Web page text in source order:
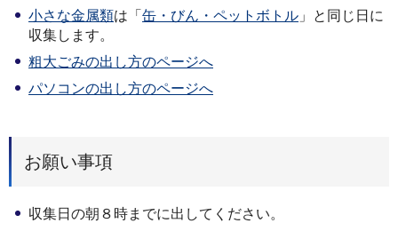
小さな金属類は「 缶・びん・ペットボトル 」と同じ日に
収集します。
粗大ごみの出し方のページへ
パソコンの出し方のページへ
お願い事項
収集日の朝８時までに出してください。